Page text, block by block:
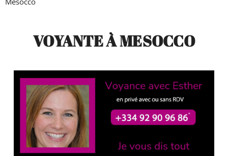
VOYANTE À MESOCCO